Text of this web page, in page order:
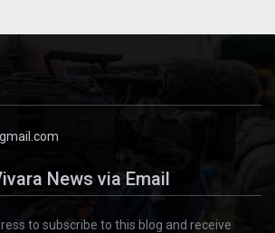
News via Email
to subscribe to this blog and receive